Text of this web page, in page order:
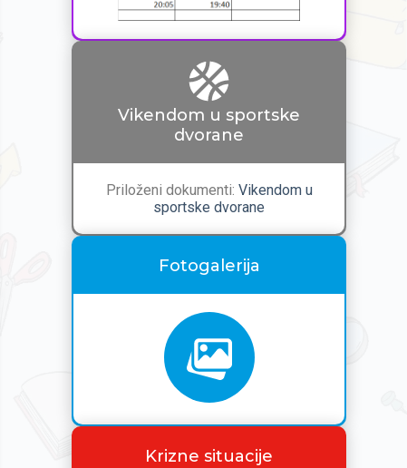
Vikendom u sportske
dvorane
Priloženi dokumenti: Vikendom u
sportske dvorane
Fotogalerija
Krizne situacije